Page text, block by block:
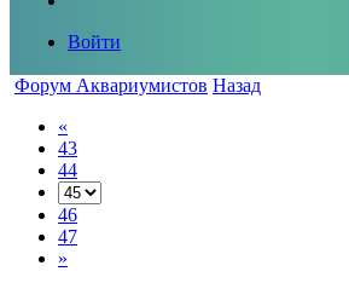
Войти
Форум Аквариумистов Назад
«
43
44
46
47
»